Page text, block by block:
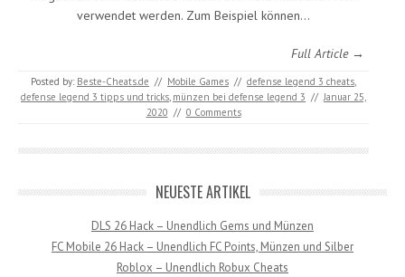
verwendet werden. Zum Beispiel können…
Full Article →
Posted by: Beste-Cheats.de // Mobile Games // defense legend 3 cheats
defense legend 3 tipps und tricks münzen bei defense legend 3 // Januar 25,
2020 // 0 Comments
NEUESTE ARTIKEL
DLS 26 Hack – Unendlich Gems und Münzen
FC Mobile 26 Hack – Unendlich FC Points, Münzen und Silber
Roblox – Unendlich Robux Cheats